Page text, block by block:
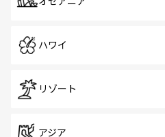
ハワイ
リゾート
アジア